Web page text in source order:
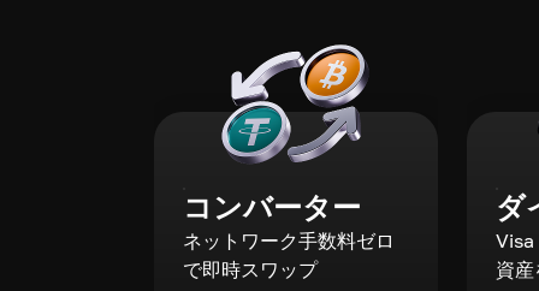
コンバーター
ネットワーク手数料ゼロ
で即時スワップ
ダ
資